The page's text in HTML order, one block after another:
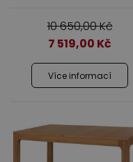
10 650,00Kč
7 519,00 Kč
Více informací